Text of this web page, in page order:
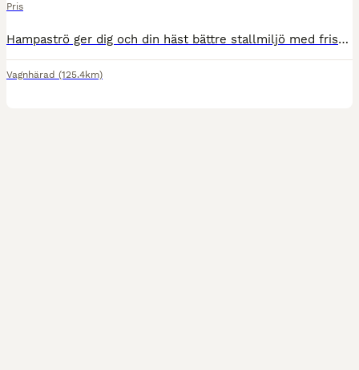
Pris
Hampaströ ger dig och din häst bättre stallmiljö med friskare luft och mindre damm - pröva vårt Hampaströ som är miljövänligt och ekonomiskt. Hampaströ passar även perfekt för lösdrift då den inte fry
Vagnhärad (125.4km)